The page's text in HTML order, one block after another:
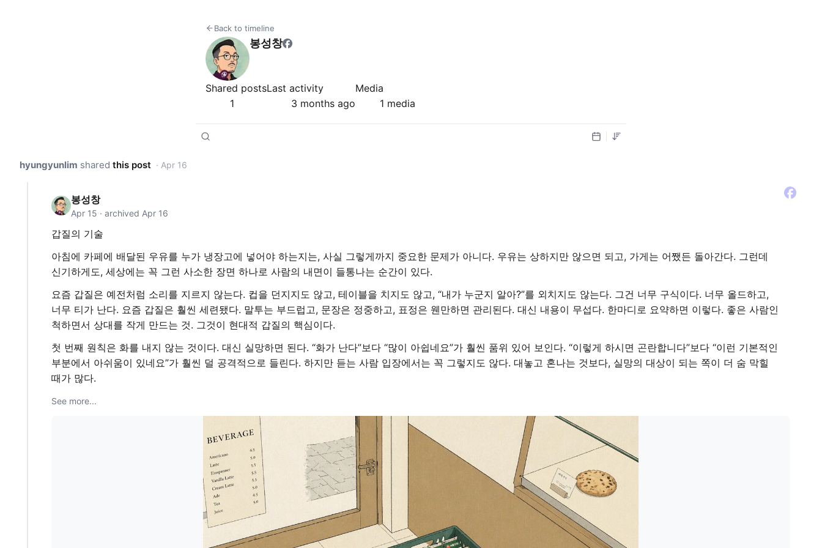
Back to timeline
봉성창
Shared posts
1
Last activity
3 months ago
Media
1 media
hyungyunlim shared this post · Apr 16
봉성창
Apr 15 · archived Apr 16
갑질의 기술
아침에 카페에 배달된 우유를 누가 냉장고에 넣어야 하는지는, 사실 그렇게까지 중요한 문제가 아니다. 우유는 상하지만 않으면 되고, 가게는 어쨌든 돌아간다. 그런데
신기하게도, 세상에는 꼭 그런 사소한 장면 하나로 사람의 내면이 들통나는 순간이 있다.
요즘 갑질은 예전처럼 소리를 지르지 않는다. 컵을 던지지도 않고, 테이블을 치지도 않고, “내가 누군지 알아?”를 외치지도 않는다. 그건 너무 구식이다. 너무 올드하고,
너무 티가 난다. 요즘 갑질은 훨씬 세련됐다. 말투는 부드럽고, 문장은 정중하고, 표정은 웬만하면 관리된다. 대신 내용이 무섭다. 한마디로 요약하면 이렇다. 좋은 사람인
척하면서 상대를 작게 만드는 것. 그것이 현대적 갑질의 핵심이다.
첫 번째 원칙은 화를 내지 않는 것이다. 대신 실망하면 된다. “화가 난다”보다 “많이 아쉽네요”가 훨씬 품위 있어 보인다. “이렇게 하시면 곤란합니다”보다 “이런 기본적인
부분에서 아쉬움이 있네요”가 훨씬 덜 공격적으로 들린다. 하지만 듣는 사람 입장에서는 꼭 그렇지도 않다. 대놓고 혼나는 것보다, 실망의 대상이 되는 쪽이 더 숨 막힐
때가 많다.
See more...